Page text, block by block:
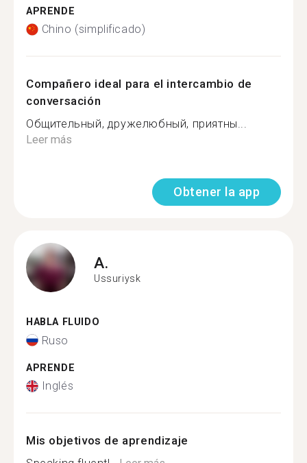
APRENDE
Chino (simplificado)
Compañero ideal para el intercambio de
conversación
Общительный, дружелюбный, приятны...
Leer más
Obtener la app
A.
Ussuriysk
HABLA FLUIDO
Ruso
APRENDE
Inglés
Mis objetivos de aprendizaje